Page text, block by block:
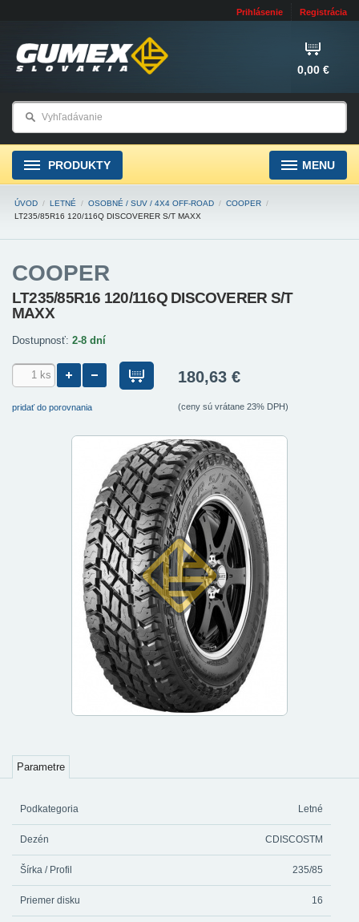
Prihlásenie Registrácia
0,00 €
PRODUKTY MENU
ÚVOD / LETNÉ / OSOBNÉ / SUV / 4X4 OFF-ROAD / COOPER /
LT235/85R16 120/116Q DISCOVERER S/T MAXX
COOPER
LT235/85R16 120/116Q DISCOVERER S/T
MAXX
Dostupnosť: 2-8 dní
pridať do porovnania
180,63 €
(ceny sú vrátane 23% DPH)
Parametre
Podkategoria Letné
Dezén CDISCOSTM
Šírka / Profil 235/85
Priemer disku 16